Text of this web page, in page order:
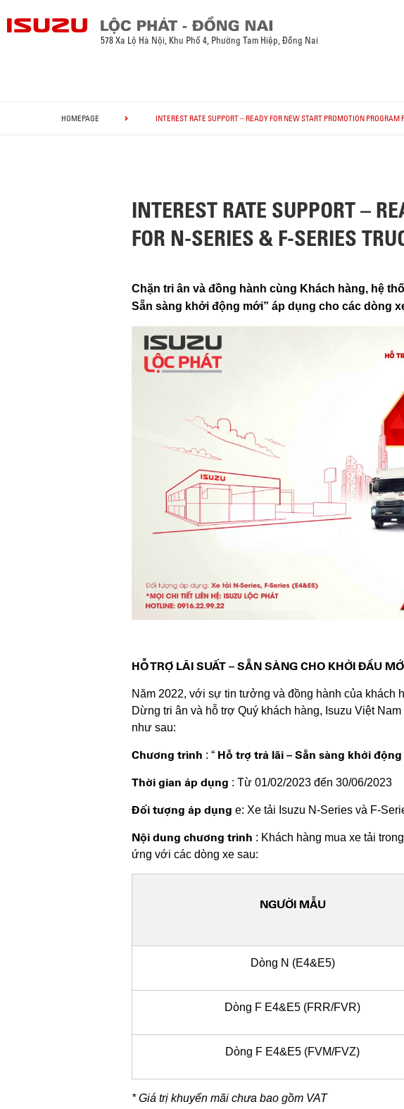
578 Xa Lộ Hà Nội, Khu Phố 4, Phường Tam Hiệp, Đồng Nai
HOMEPAGE INTEREST RATE SUPPORT – READY FOR NEW START PROMOTION PROGRAM
INTEREST RATE SUPPORT –
FOR N-SERIES & F-SERIES
Chặn tri ân và đồng hành cùng Khách hàng, hệ
Sẵn sàng khởi động mới” áp dụng cho các dòng
HỖ TRỢ LÃI SUẤT – SẴN SÀNG CHO KHỞI ĐẦU
Năm 2022, với sự tin tưởng và đồng hành của khách
Dừng tri ân và hỗ trợ Quý khách hàng, Isuzu Việt
như sau:
Chương trình : “ Hỗ trợ trả lãi – Sẵn sàng khởi
Thời gian áp dụng : Từ 01/02/2023 đến 30/06/2023
Đối tượng áp dụng e: Xe tải Isuzu N-Series và F-
Nội dung chương trình : Khách hàng mua xe tải
ứng với các dòng xe sau:
NGƯỜI MẪU
Dòng N (E4&E5)
Dòng F E4&E5 (FRR/FVR)
Dòng F E4&E5 (FVM/FVZ)
* Giá trị khuyến mãi chưa bao gồm VAT